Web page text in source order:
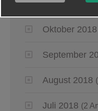
November
Oktober 2018
September
August 2018
Juli 2018 (2